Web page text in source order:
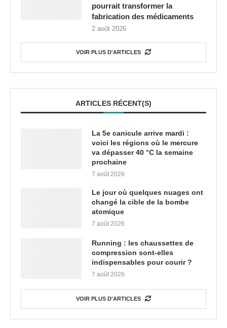
pourrait transformer la
fabrication des médicaments
2 août 2026
VOIR PLUS D'ARTICLES
ARTICLES RÉCENT(S)
La 5e canicule arrive mardi :
voici les régions où le mercure
va dépasser 40 °C la semaine
prochaine
7 août 2026
Le jour où quelques nuages ont
changé la cible de la bombe
atomique
7 août 2026
Running : les chaussettes de
compression sont-elles
indispensables pour courir ?
7 août 2026
VOIR PLUS D'ARTICLES